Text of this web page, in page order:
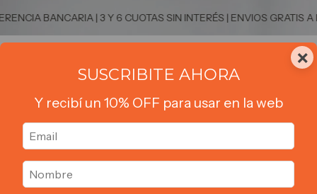
BANCARIA | 3 Y 6 CUOTAS SIN INTERÉS | ENVIOS GRATIS A
0
Rustica
×
SUSCRIBITE AHORA
Y recibí un 10% OFF para usar en la web